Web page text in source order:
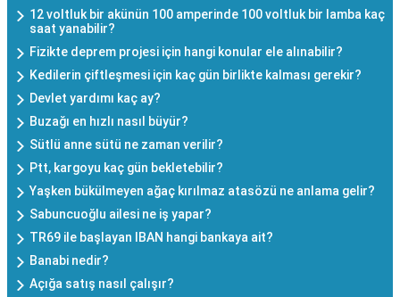
12 voltluk bir akünün 100 amperinde 100 voltluk bir lamba kaç
saat yanabilir?
Fizikte deprem projesi için hangi konular ele alınabilir?
Kedilerin çiftleşmesi için kaç gün birlikte kalması gerekir?
Devlet yardımı kaç ay?
Buzağı en hızlı nasıl büyür?
Sütlü anne sütü ne zaman verilir?
Ptt, kargoyu kaç gün bekletebilir?
Yaşken bükülmeyen ağaç kırılmaz atasözü ne anlama gelir?
Sabuncuoğlu ailesi ne iş yapar?
TR69 ile başlayan IBAN hangi bankaya ait?
Banabi nedir?
Açığa satış nasıl çalışır?